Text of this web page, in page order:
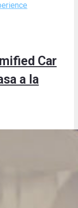
Car
a la